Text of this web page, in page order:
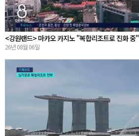
<강원랜드> 마카오 카지노 "복합리조트로 진화 중"
26년 08월 06일